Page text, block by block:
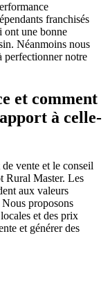
franchisés
ont une bonne
Néanmoins nous
perfectionner notre
et comment
à celle-
vente et le conseil
Rural Master. Les
aux valeurs
proposons
et des prix
et générer des